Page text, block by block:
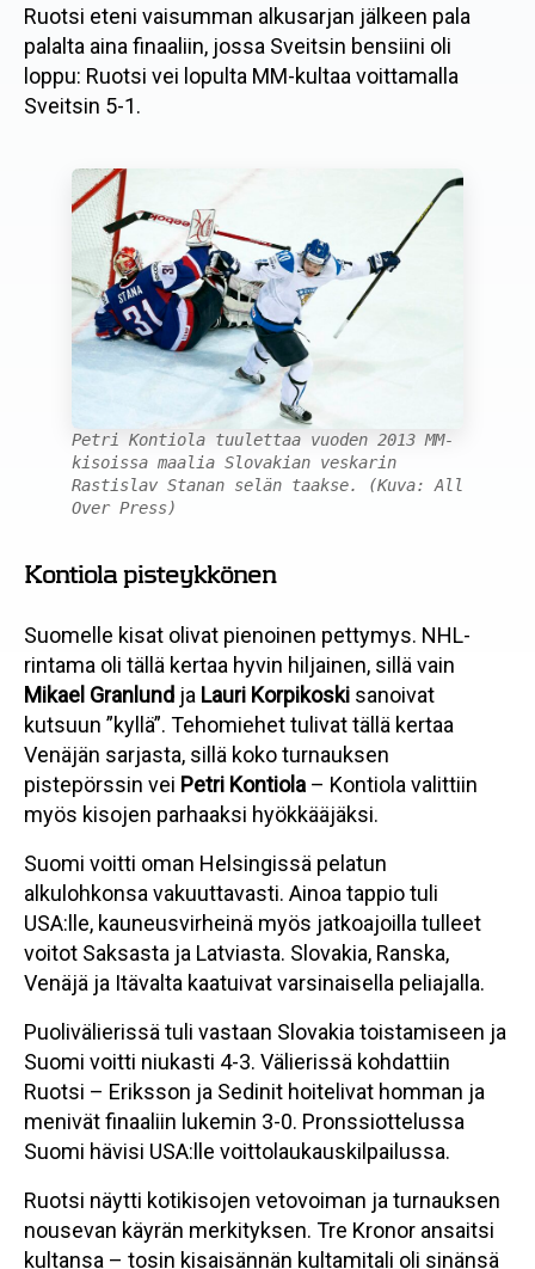
Ruotsi eteni vaisumman alkusarjan jälkeen pala
palalta aina finaaliin, jossa Sveitsin bensiini oli
loppu: Ruotsi vei lopulta MM-kultaa voittamalla
Sveitsin 5-1.
Petri Kontiola tuulettaa vuoden 2013 MM-
kisoissa maalia Slovakian veskarin
Rastislav Stanan selän taakse. (Kuva: All
Over Press)
Kontiola pisteykkönen
Suomelle kisat olivat pienoinen pettymys. NHL-
rintama oli tällä kertaa hyvin hiljainen, sillä vain
Mikael Granlund ja Lauri Korpikoski sanoivat
kutsuun ”kyllä”. Tehomiehet tulivat tällä kertaa
Venäjän sarjasta, sillä koko turnauksen
pistepörssin vei Petri Kontiola – Kontiola valittiin
myös kisojen parhaaksi hyökkääjäksi.
Suomi voitti oman Helsingissä pelatun
alkulohkonsa vakuuttavasti. Ainoa tappio tuli
USA:lle, kauneusvirheinä myös jatkoajoilla tulleet
voitot Saksasta ja Latviasta. Slovakia, Ranska,
Venäjä ja Itävalta kaatuivat varsinaisella peliajalla.
Puolivälierissä tuli vastaan Slovakia toistamiseen ja
Suomi voitti niukasti 4-3. Välierissä kohdattiin
Ruotsi – Eriksson ja Sedinit hoitelivat homman ja
menivät finaaliin lukemin 3-0. Pronssiottelussa
Suomi hävisi USA:lle voittolaukauskilpailussa.
Ruotsi näytti kotikisojen vetovoiman ja turnauksen
nousevan käyrän merkityksen. Tre Kronor ansaitsi
kultansa – tosin kisaisännän kultamitali oli sinänsä